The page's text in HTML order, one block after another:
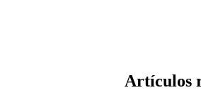
Artículos